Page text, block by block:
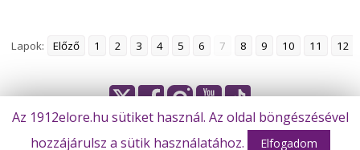
Lapok: Előző 1 2 3 4 5 6 7 8 9 10 11 12
© Békéscsaba 1912 Előre Futball Zrt.
Az 1912elore.hu sütiket használ. Az oldal böngészésével
hozzájárulsz a sütik használatához.
Elfogadom